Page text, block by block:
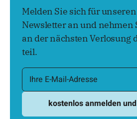
Melden Sie sich für
Newsletter an und nehmen
an der nächsten Verlosung
teil.